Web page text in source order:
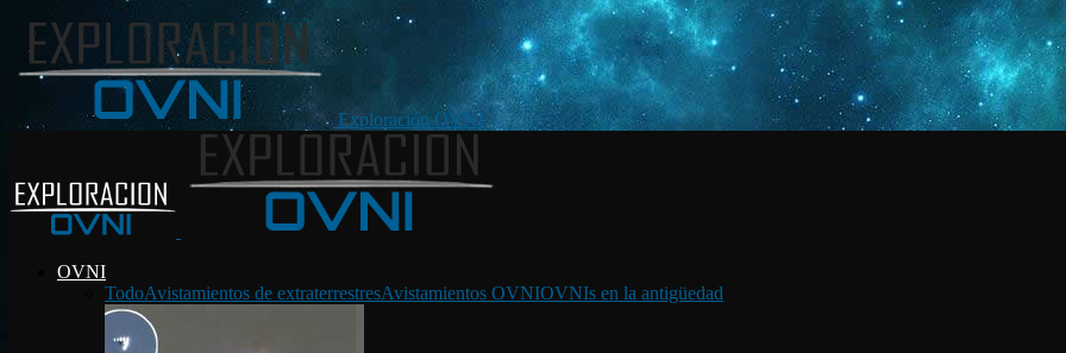
Exploración OVNI
OVNI
TodoAvistamientos de extraterrestresAvistamientos OVNIOVNIs en la antigüedad